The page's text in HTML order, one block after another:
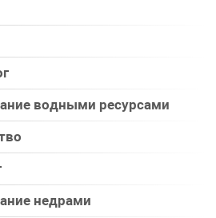
водными ресурсами
недрами